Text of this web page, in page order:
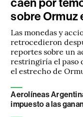
caen por
sobre Ormuz
Las monedas y
retrocedieron
reportes sobre un
restringiría el paso
el estrecho de
Aerolíneas
impuesto a las